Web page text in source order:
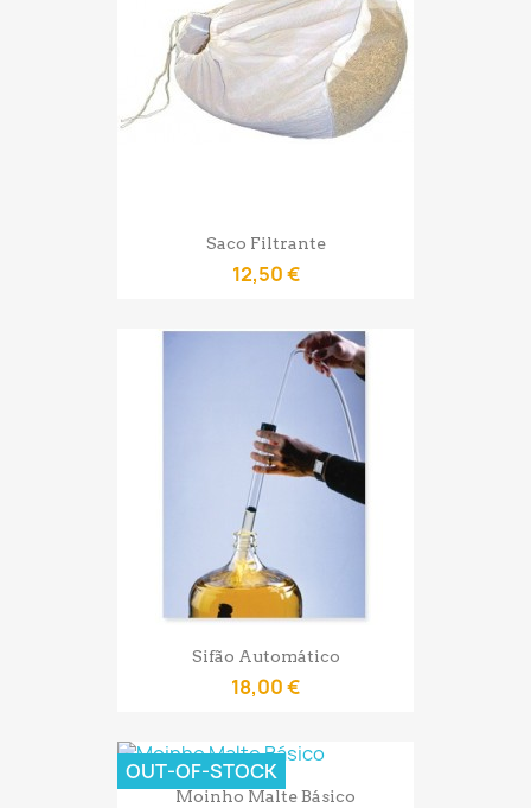
Saco Filtrante
12,50 €
Sifão Automático
18,00 €
Moinho Malte Básico
OUT-OF-STOCK